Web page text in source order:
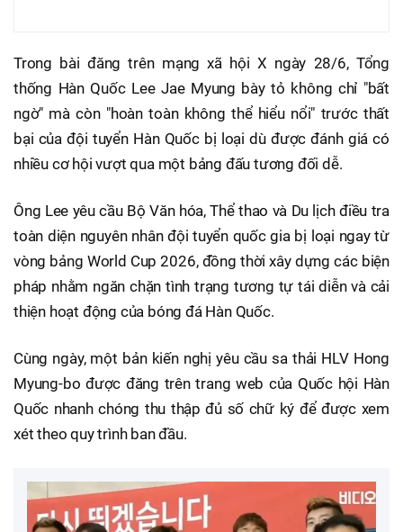
Trong bài đăng trên mạng xã hội X ngày 28/6, Tổng
thống Hàn Quốc Lee Jae Myung bày tỏ không chỉ "bất
ngờ" mà còn "hoàn toàn không thể hiểu nổi" trước thất
bại của đội tuyển Hàn Quốc bị loại dù được đánh giá có
nhiều cơ hội vượt qua một bảng đấu tương đối dễ.
Ông Lee yêu cầu Bộ Văn hóa, Thể thao và Du lịch điều tra
toàn diện nguyên nhân đội tuyển quốc gia bị loại ngay từ
vòng bảng World Cup 2026, đồng thời xây dựng các biện
pháp nhằm ngăn chặn tình trạng tương tự tái diễn và cải
thiện hoạt động của bóng đá Hàn Quốc.
Cùng ngày, một bản kiến nghị yêu cầu sa thải HLV Hong
Myung-bo được đăng trên trang web của Quốc hội Hàn
Quốc nhanh chóng thu thập đủ số chữ ký để được xem
xét theo quy trình ban đầu.